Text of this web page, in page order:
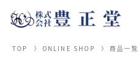
TOP ONLINE SHOP 商品一覧